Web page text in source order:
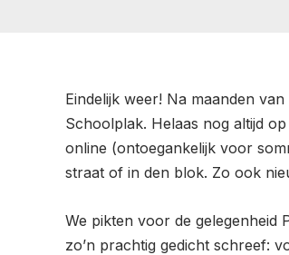
Eindelijk weer! Na maanden
Schoolplak. Helaas nog altijd
online (ontoegankelijk voor
straat of in den blok. Zo ook
We pikten voor de gelegenheid
zo’n prachtig gedicht schreef: